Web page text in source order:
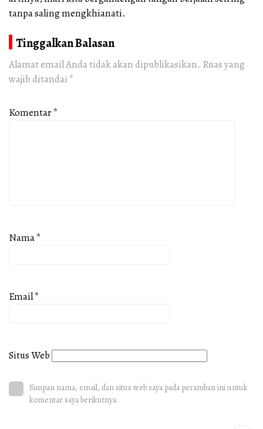
tanpa saling mengkhianati.
Tinggalkan Balasan
Alamat email Anda tidak akan dipublikasikan. Ruas yang
wajib ditandai *
Komentar*
Nama*
Email*
Situs Web
Simpan nama, email, dan situs web saya pada peramban ini untuk
komentar saya berikutnya.